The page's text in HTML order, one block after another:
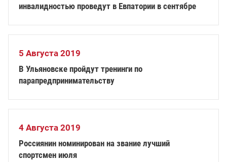
инвалидностью проведут в Евпатории в сентябре
5 Августа 2019
В Ульяновске пройдут тренинги по
парапредпринимательству
4 Августа 2019
Россиянин номинирован на звание лучший
спортсмен июля